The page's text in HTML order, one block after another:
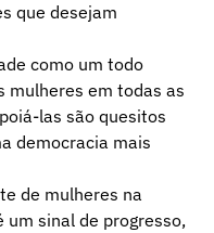
que desejam
como um todo
mulheres em todas as
las são quesitos
democracia mais
de mulheres na
sinal de progresso,